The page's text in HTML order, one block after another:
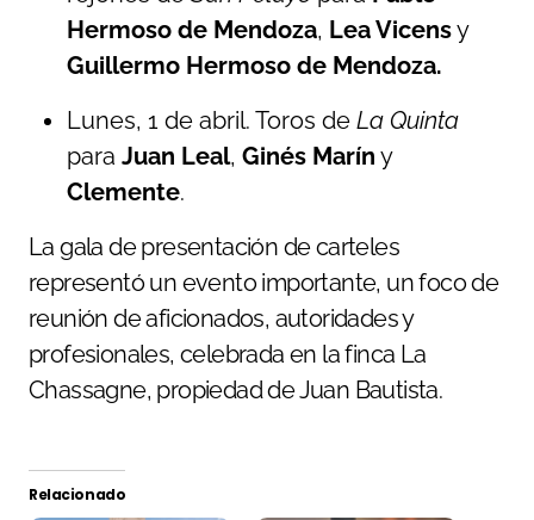
Hermoso de Mendoza, Lea Vicensy
Guillermo Hermoso de Mendoza.
Lunes, 1 de abril. Toros de La Quinta
para Juan Leal, Ginés Marín y
Clemente.
La gala de presentación de carteles
representó un evento importante, un foco de
reunión de aficionados, autoridades y
profesionales, celebrada en la finca La
Chassagne, propiedad de Juan Bautista.
Relacionado